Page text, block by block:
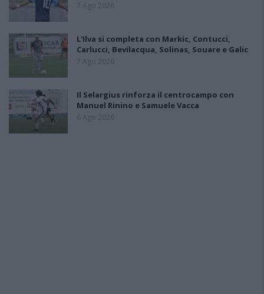
7 Ago 2026
L'Ilva si completa con Markic, Contucci,
Carlucci, Bevilacqua, Solinas, Souare e Galic
7 Ago 2026
Il Selargius rinforza il centrocampo con
Manuel Rinino e Samuele Vacca
6 Ago 2026